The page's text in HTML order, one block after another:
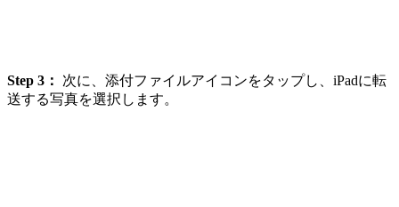
Step 3：
次に、添付ファイルアイコンをタップし、iPadに転
送する写真を選択します。